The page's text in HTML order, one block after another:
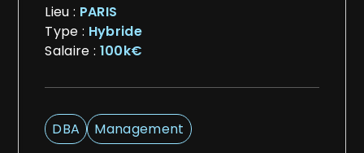
Lieu : PARIS
Type : Hybride
Salaire : 100k€
DBA Management